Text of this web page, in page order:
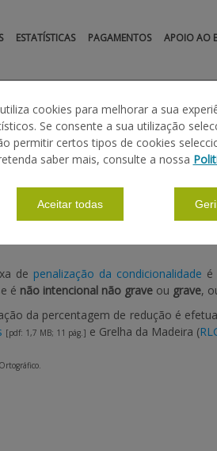
ESTATÍSTICAS PAGAMENTOS APOIO AO
o não cumprimento das
de penalização da condicionalidade é
é não intencional não grave ou grave,
da percentagem de redução é
[pdf: 1,7 MB; 11 pág.] e Grelha da Madeira (
cookies para melhorar a sua
Se consente a sua utilização
permitir certos tipos de cookies
saber mais, consulte a nossa
Aceitar todas